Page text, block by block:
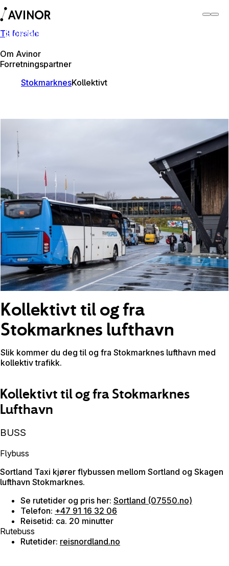
Til forside
Om Avinor
Forretningspartner
Stokmarknes lufthavn
StokmarknesKollektivt
Kollektivt til og fra
Stokmarknes lufthavn
Slik kommer du deg til og fra Stokmarknes lufthavn med
kollektiv trafikk.
Kollektivt til og fra Stokmarknes
Lufthavn
BUSS
Flybuss
Sortland Taxi kjører flybussen mellom Sortland og Skagen
lufthavn Stokmarknes.
Se rutetider og pris her: Sortland (07550.no)
Telefon: +47 91 16 32 06
Reisetid: ca. 20 minutter
Rutebuss
Rutetider: reisnordland.no